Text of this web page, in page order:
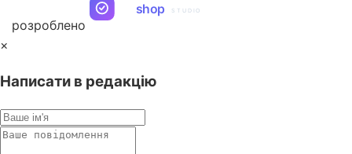
розроблено
shop STUDIO
×
Написати в редакцію